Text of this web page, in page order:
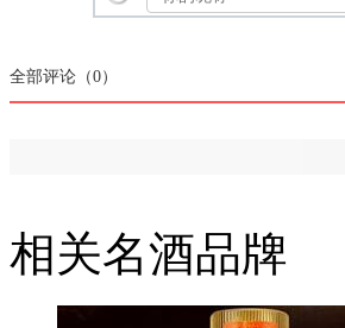
全部评论（0）
相关名酒品牌